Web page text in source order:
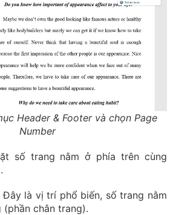
Header & Footer và chọn Page
Number
số trang nằm ở phía trên cùng
là vị trí phổ biến, số trang nằm
chân trang).